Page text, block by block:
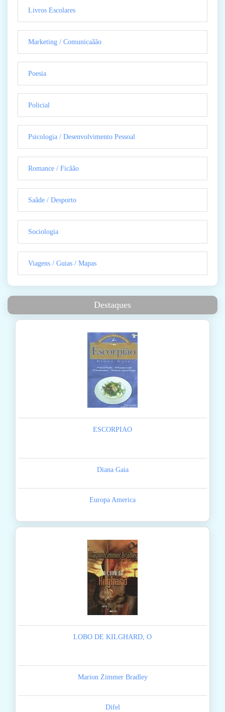
Livros Escolares
Marketing / Comunicaãão
Poesia
Policial
Psicologia / Desenvolvimento Pessoal
Romance / Ficãão
Saãde / Desporto
Sociologia
Viagens / Guias / Mapas
Destaques
ESCORPIAO
Diana Gaia
Europa America
LOBO DE KILGHARD, O
Marion Zimmer Bradley
Difel